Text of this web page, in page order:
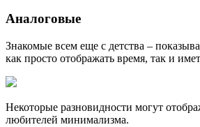
Аналоговые
Знакомые всем еще с детства –
как просто отображать время, так и
Некоторые разновидности могут
любителей минимализма.